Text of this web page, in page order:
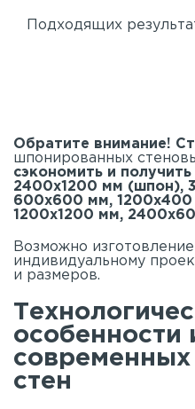
Подходящих
Обратите внимание!
шпонированных
сэкономить и
2400х1200 мм (шпон),
600х600 мм,
1200х1200 мм,
Возможно
индивидуальному
и размеров.
особенности
современных
стен